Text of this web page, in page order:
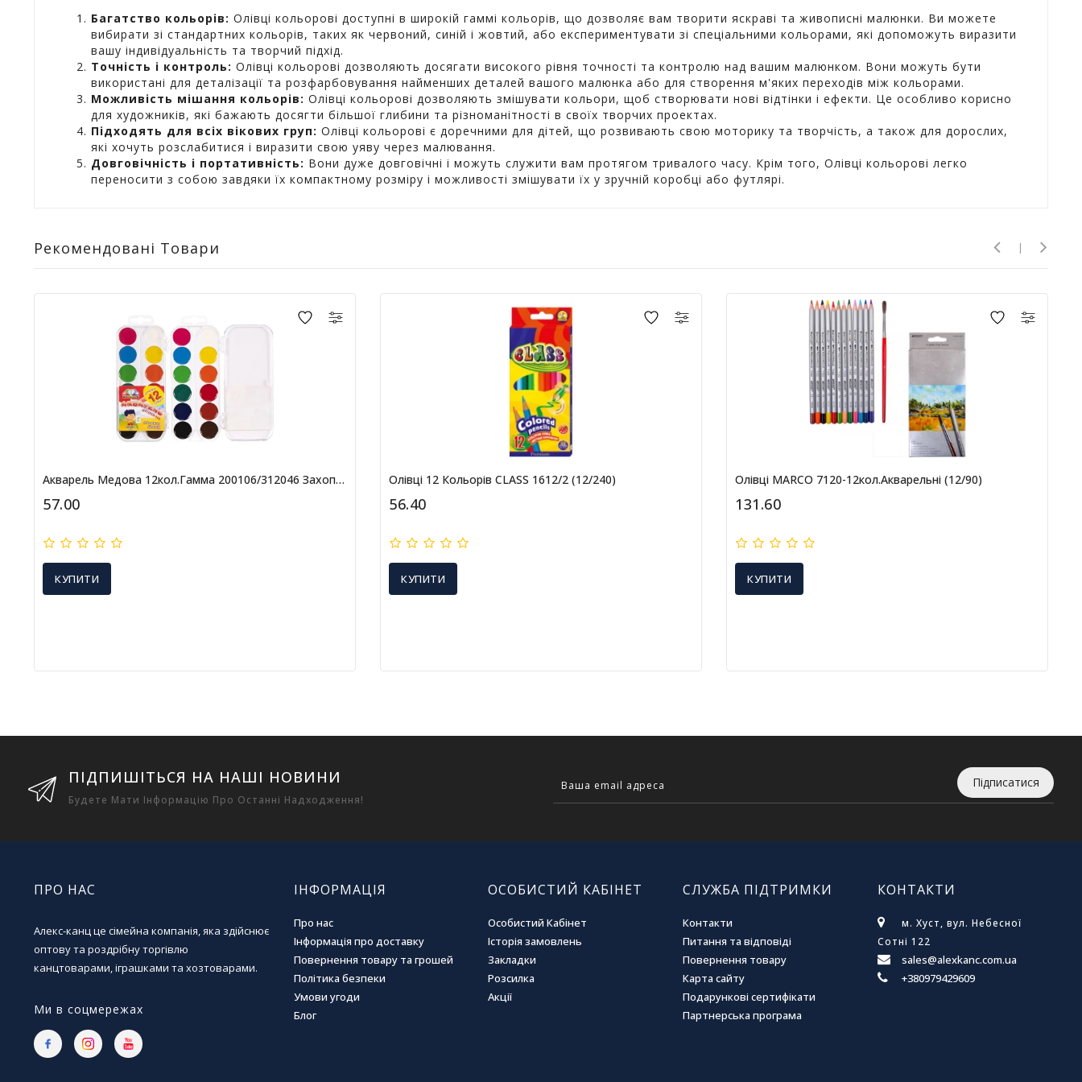
Багатство кольорів: Олівці кольорові доступні в широкій гаммі кольорів, що дозволяє вам творити яскраві та живописні малюнки. Ви можете
вибирати зі стандартних кольорів, таких як червоний, синій і жовтий, або експериментувати зі спеціальними кольорами, які допоможуть виразити
вашу індивідуальність та творчий підхід.
Точність і контроль: Олівці кольорові дозволяють досягати високого рівня точності та контролю над вашим малюнком. Вони можуть бути
використані для деталізації та розфарбовування найменших деталей вашого малюнка або для створення м'яких переходів між кольорами.
Можливість мішання кольорів: Олівці кольорові дозволяють змішувати кольори, щоб створювати нові відтінки і ефекти. Це особливо корисно
для художників, які бажають досягти більшої глибини та різноманітності в своїх творчих проектах.
Підходять для всіх вікових груп: Олівці кольорові є доречними для дітей, що розвивають свою моторику та творчість, а також для дорослих,
які хочуть розслабитися і виразити свою уяву через малювання.
Довговічність і портативність: Вони дуже довговічні і можуть служити вам протягом тривалого часу. Крім того, Олівці кольорові легко
переносити з собою завдяки їх компактному розміру і можливості змішувати їх у зручній коробці або футлярі.
Рекомендовані Товари
Акварель Медова 12кол.Гамма 200106/312046 Захоплення (12шт)
57.00
КУПИТИ
Олівці 12 Кольорів CLASS 1612/2 (12/240)
56.40
КУПИТИ
Олівці MARCO 7120-12кол.акварельні (12/90)
131.60
КУПИТИ
ПІДПИШІТЬСЯ НА НАШІ НОВИНИ
Будете Мати Інформацію Про Останні Надходження!
Підписатися
ПРО НАС
Алекс-канц це сімейна компанія, яка здійснює
оптову та роздрібну торгівлю
канцтоварами, іграшками та хозтоварами.
Ми в соцмережах
ІНФОРМАЦІЯ
Про нас
Інформація про доставку
Повернення товару та грошей
Політика безпеки
Умови угоди
Блог
ОСОБИСТИЙ КАБІНЕТ
Особистий Кабінет
Історія замовлень
Закладки
Розсилка
Акції
СЛУЖБА ПІДТРИМКИ
Контакти
Питання та відповіді
Повернення товару
Карта сайту
Подарункові сертифікати
Партнерська програма
КОНТАКТИ
м. Хуст, вул. Небесної
Сотні 122
sales@alexkanc.com.ua
+380979429609